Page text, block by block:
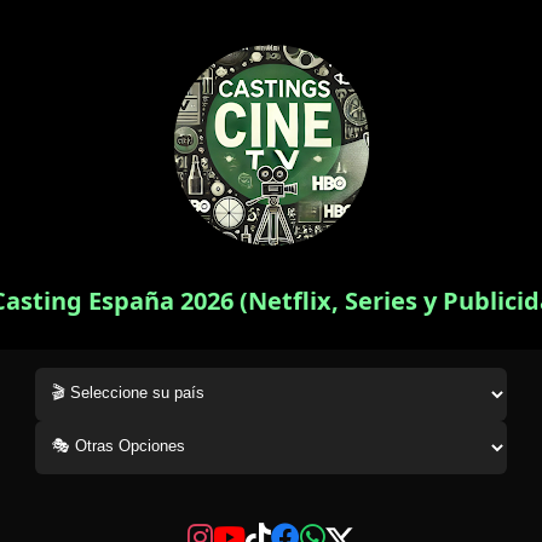
España 2026 (Netflix, Series y